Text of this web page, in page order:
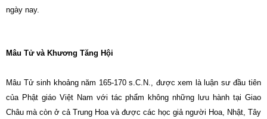
ngày nay.
Mâu Tử và Khương Tăng Hội
Mâu Tử sinh khoảng năm 165-170 s.C.N., được xem là luận sư đầu tiên
của Phật giáo Việt Nam với tác phẩm không những lưu hành tại Giao
Châu mà còn ở cả Trung Hoa và được các học giả người Hoa, Nhật, Tây